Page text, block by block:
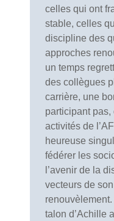
celles qui ont
stable, celles
discipline des
approches
un temps
des collègues
carrière, une
participant
activités de
heureuse
fédérer les
l’avenir de la
vecteurs de
talon d’Achille